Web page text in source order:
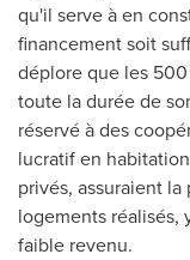
qu'il serve à en
financement soit
déplore que les
toute la durée de
réservé à des
lucratif en
privés, assuraient
logements réalisés,
faible revenu.